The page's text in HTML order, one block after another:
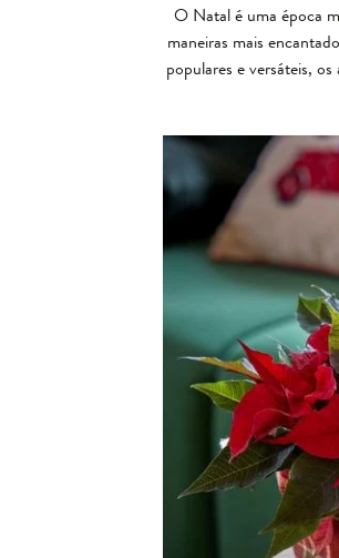
O Natal é uma época
maneiras mais
populares e versáteis,